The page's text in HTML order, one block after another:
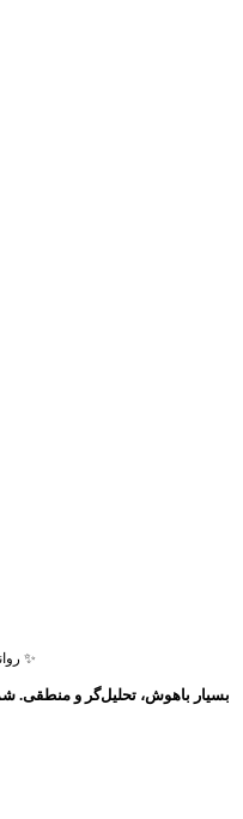
✨
بسیار باهوش، تحلیل‌گر و منطقی.